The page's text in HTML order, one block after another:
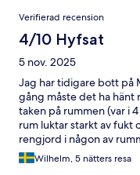
Recensioner
Verifierad recension
4/10 Hyfsat
5 nov. 2025
Jag har tidigare bott på
gång måste det ha
taken på rummen (var i
rum luktar starkt av fukt
rengjord i någon av
slitna, avskavd färg,
hemkomst tvättat mina
Wilhelm, 5 nätters resa